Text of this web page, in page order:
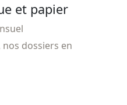
et papier
dossiers en